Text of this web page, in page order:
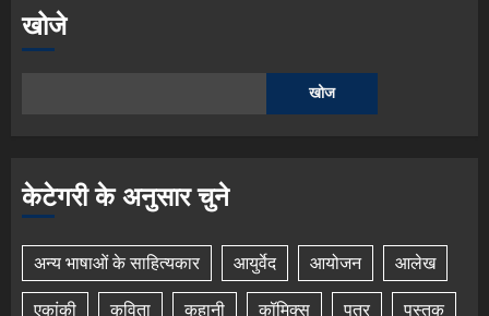
खोजे
खोज
केटेगरी के अनुसार चुने
अन्य भाषाओं के साहित्यकार आयुर्वेद आयोजन
आलेख
एकांकी
कविता कहानी कॉमिक्स पत्र पुस्तक